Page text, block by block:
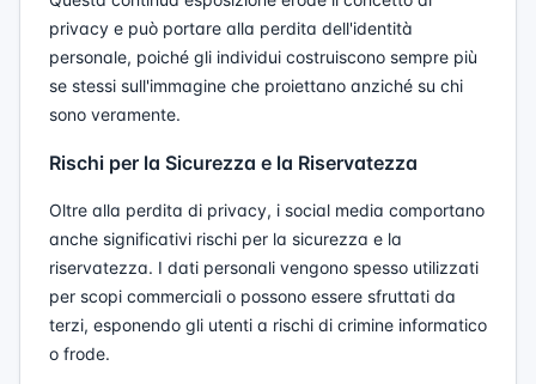
privacy e può portare alla perdita dell'identità
personale, poiché gli individui costruiscono sempre più
se stessi sull'immagine che proiettano anziché su chi
sono veramente.
Rischi per la Sicurezza e la Riservatezza
Oltre alla perdita di privacy, i social media comportano
anche significativi rischi per la sicurezza e la
riservatezza. I dati personali vengono spesso utilizzati
per scopi commerciali o possono essere sfruttati da
terzi, esponendo gli utenti a rischi di crimine informatico
o frode.